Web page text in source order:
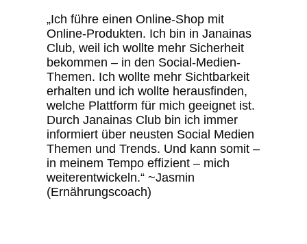
„Ich führe einen Online-Shop mit
Online-Produkten. Ich bin in Janainas
Club, weil ich wollte mehr Sicherheit
bekommen – in den Social-Medien-
Themen. Ich wollte mehr Sichtbarkeit
erhalten und ich wollte herausfinden,
welche Plattform für mich geeignet ist.
Durch Janainas Club bin ich immer
informiert über neusten Social Medien
Themen und Trends. Und kann somit –
in meinem Tempo effizient – mich
weiterentwickeln.“ ~Jasmin
(Ernährungscoach)